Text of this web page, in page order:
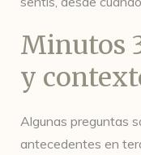
Minutos
y
Algunas preguntas
antecedentes en